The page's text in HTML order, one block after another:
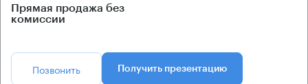
Прямая продажа без
комиссии
Позвонить Получить презентацию